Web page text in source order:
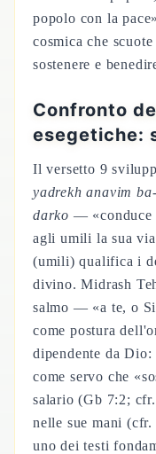
popolo con la
cosmica che
sostenere e
Confronto
esegetiche:
Il versetto 9
yadrekh anavim
darko — «conduce
agli umili la sua
(umili) qualifica i
divino. Midrash
salmo — «a te, o
come postura
dipendente da
come servo che
salario (Gb 7:2;
nelle sue mani
uno dei testi